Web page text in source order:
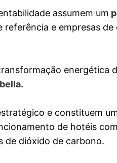
assumem um
e empresas
energética
e constituem
de hotéis
de dióxido de carbono.